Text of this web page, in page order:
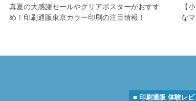
真夏の大感謝セールやクリアポスターがおすす
め！印刷通販東京カラー印刷の注目情報！
【
な
■ 印刷通販 体験レビ